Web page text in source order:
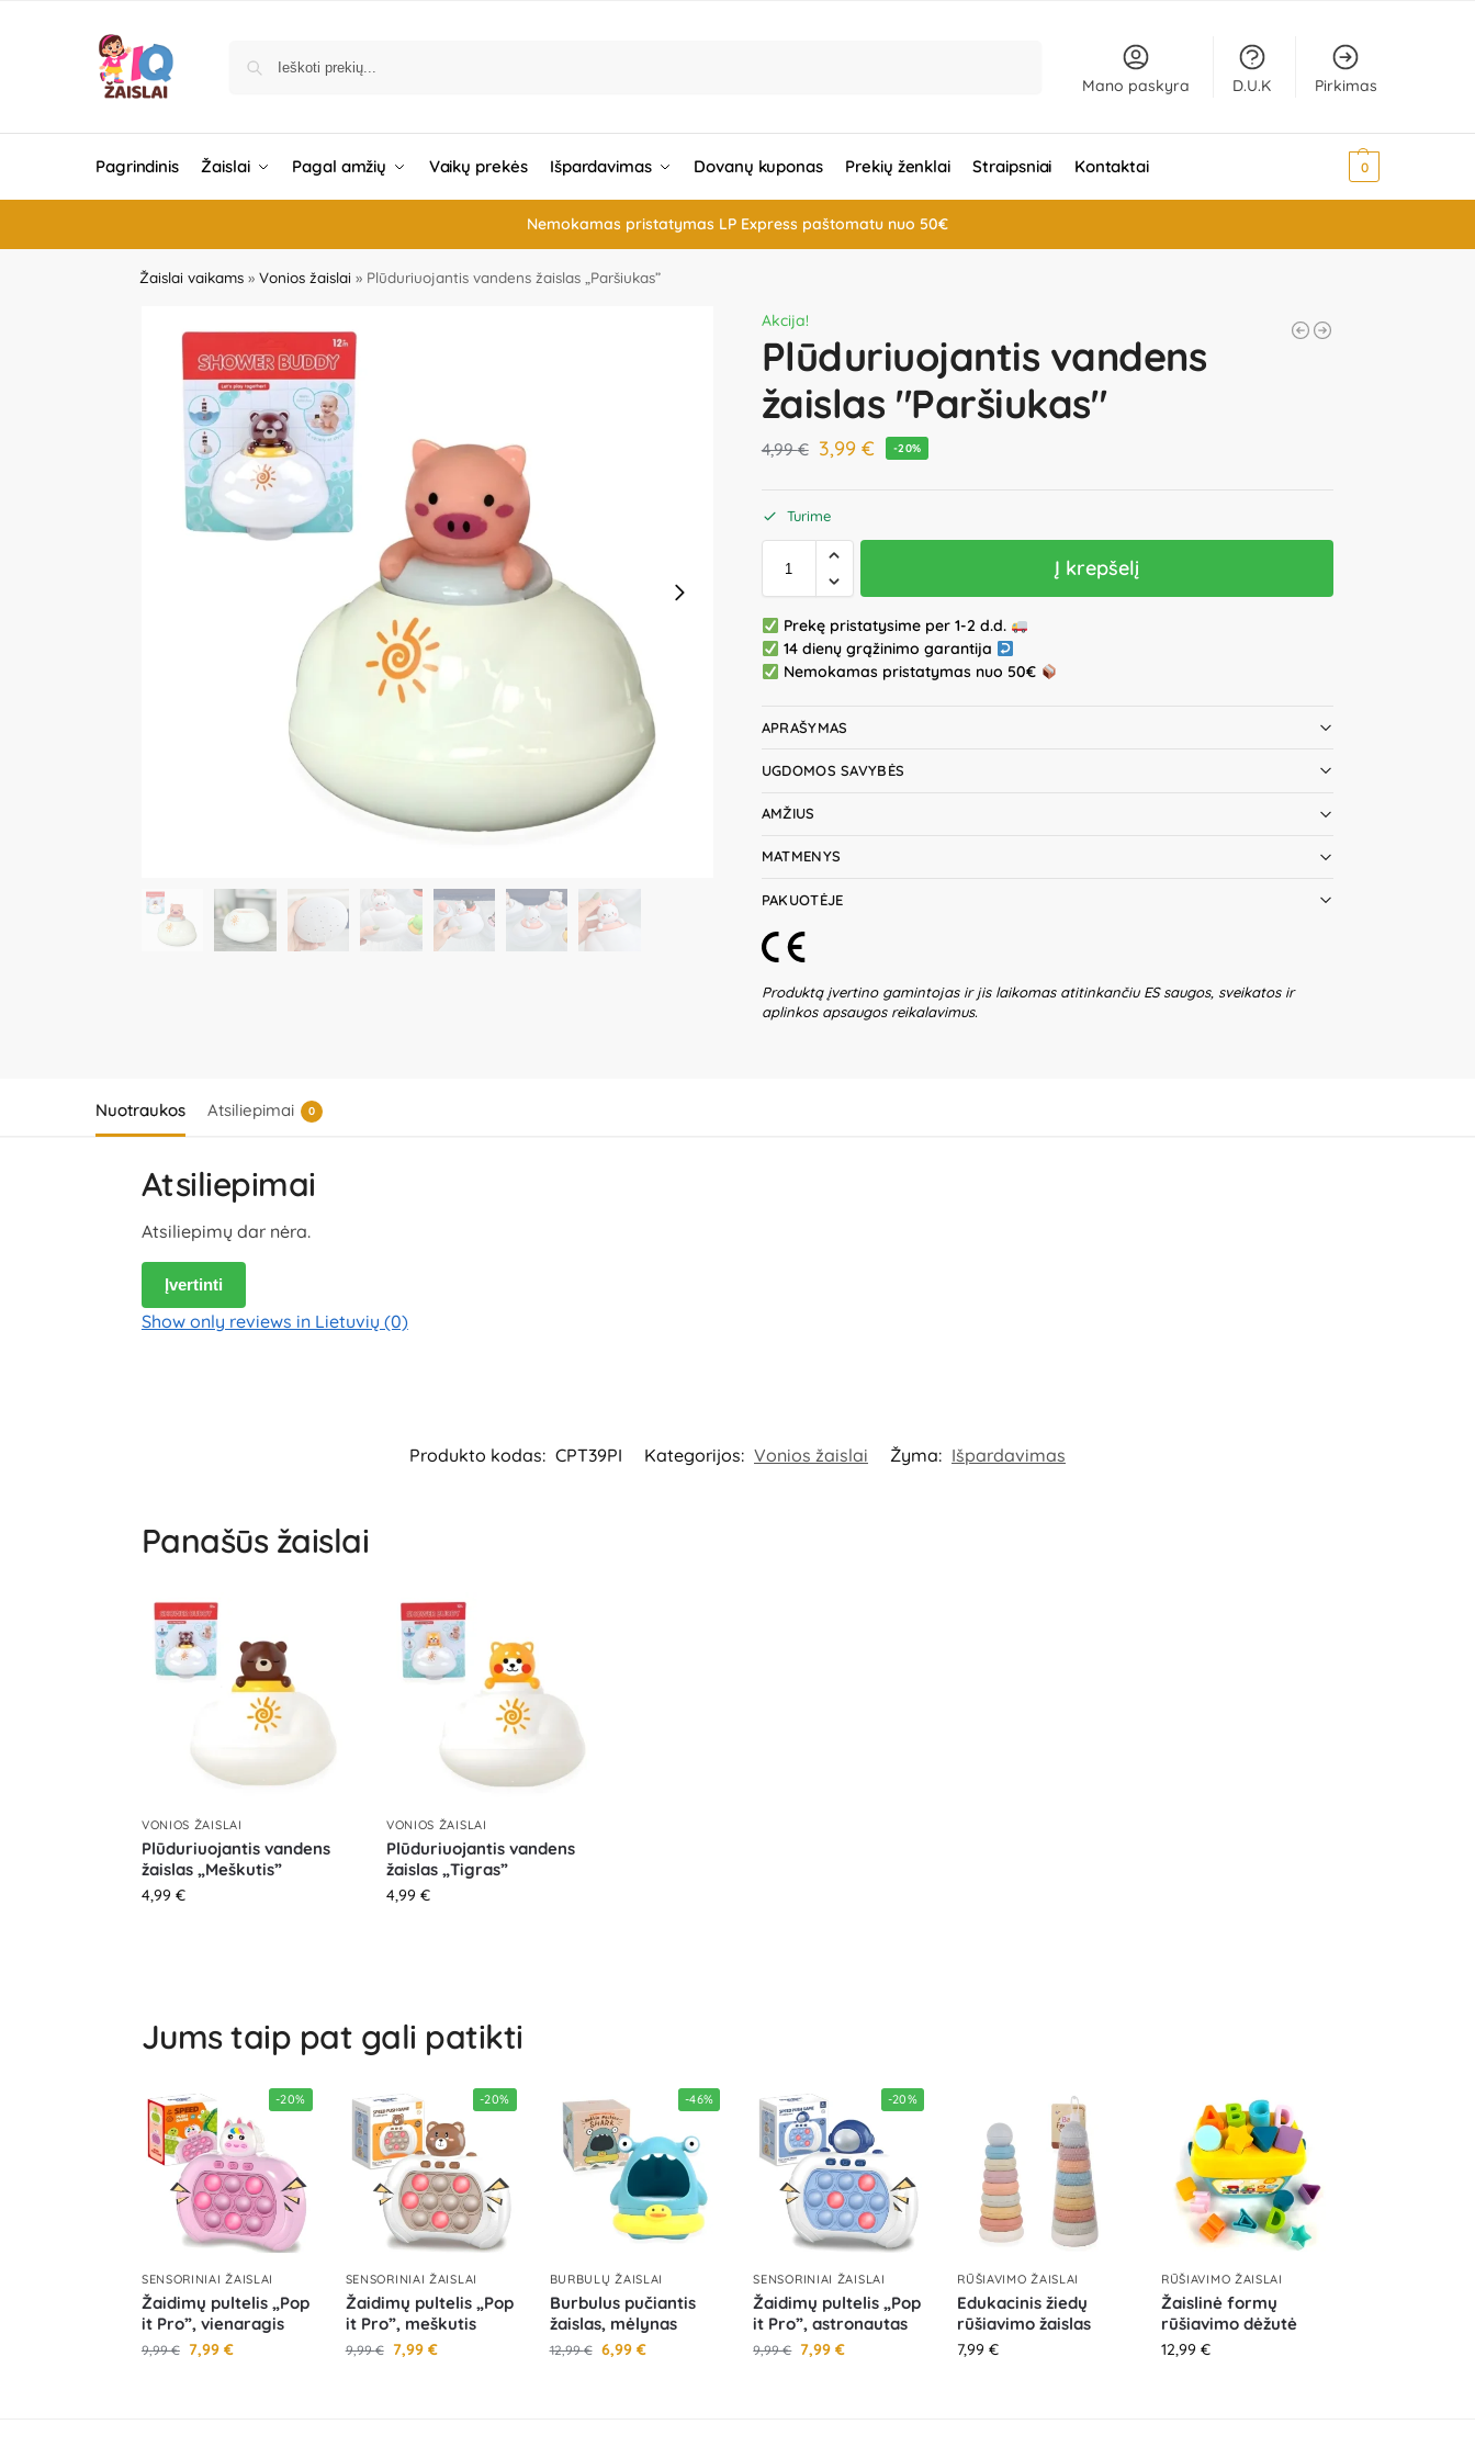
Mano paskyra D.U.K Pirkimas
Pagrindinis Žaislai Pagal amžių Vaikų prekės Išpardavimas Dovanų kuponas Prekių ženklai Straipsniai Kontaktai 0
Nemokamas pristatymas LP Express paštomatu nuo 50€
Žaislai vaikams »Vonios žaislai » Plūduriuojantis vandens žaislas „Paršiukas”
Akcija!
Plūduriuojantis vandens
žaislas "Paršiukas"
4,99€ 3,99 € -20%
Turime
Į krepšelį
Prekę pristatysime per 1-2 d.d.
14 dienų grąžinimo garantija
Nemokamas pristatymas nuo 50€
APRAŠYMAS
UGDOMOS SAVYBĖS
AMŽIUS
MATMENYS
PAKUOTĖJE
Produktą įvertino gamintojas ir jis laikomas atitinkančiu ES saugos, sveikatos ir
aplinkos apsaugos reikalavimus.
Nuotraukos Atsiliepimai 0
Atsiliepimai
Atsiliepimų dar nėra.
Įvertinti
Show only reviews in Lietuvių (0)
Produkto kodas: CPT39PI Kategorijos: Vonios žaislai Žyma: Išpardavimas
Panašūs žaislai
VONIOS ŽAISLAI
Plūduriuojantis vandens
žaislas „Meškutis”
4,99 €
VONIOS ŽAISLAI
Plūduriuojantis vandens
žaislas „Tigras”
4,99 €
Jums taip pat gali patikti
-20%
SENSORINIAI ŽAISLAI
Žaidimų pultelis „Pop
it Pro”, vienaragis
9,99€ 7,99 €
-20%
SENSORINIAI ŽAISLAI
Žaidimų pultelis „Pop
it Pro”, meškutis
9,99€ 7,99 €
-46%
BURBULŲ ŽAISLAI
Burbulus pučiantis
žaislas, mėlynas
12,99€ 6,99 €
-20%
SENSORINIAI ŽAISLAI
Žaidimų pultelis „Pop
it Pro”, astronautas
9,99€ 7,99€
RŪŠIAVIMO ŽAISLAI
Edukacinis žiedų
rūšiavimo žaislas
7,99€
RŪŠIAVIMO ŽAISLAI
Žaislinė formų
rūšiavimo dėžutė
12,99 €